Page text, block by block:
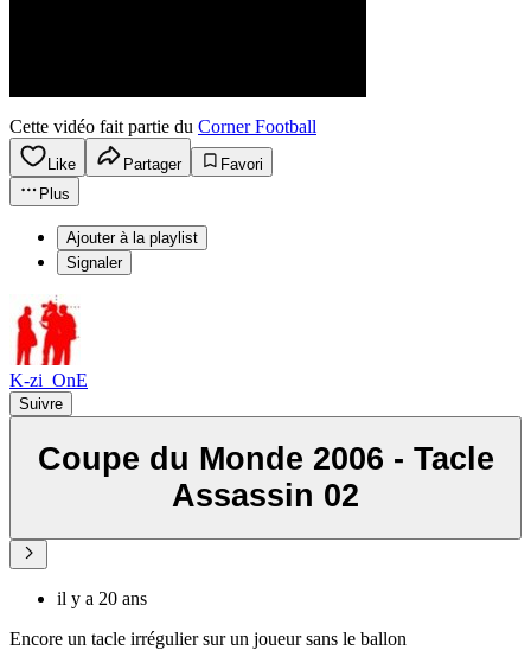
Cette vidéo fait partie du Corner Football
Like Partager
Favori
Plus
Ajouter à la playlist
Signaler
K-zi_OnE
Suivre
Coupe du Monde 2006 - Tacle
Assassin 02
il y a 20 ans
Encore un tacle irrégulier sur un joueur sans le ballon